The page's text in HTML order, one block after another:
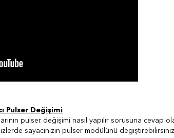
Pulser Değişimi
pulser değişimi nasıl yapılır sorusuna cevap
sayacınızın pulser modülünü